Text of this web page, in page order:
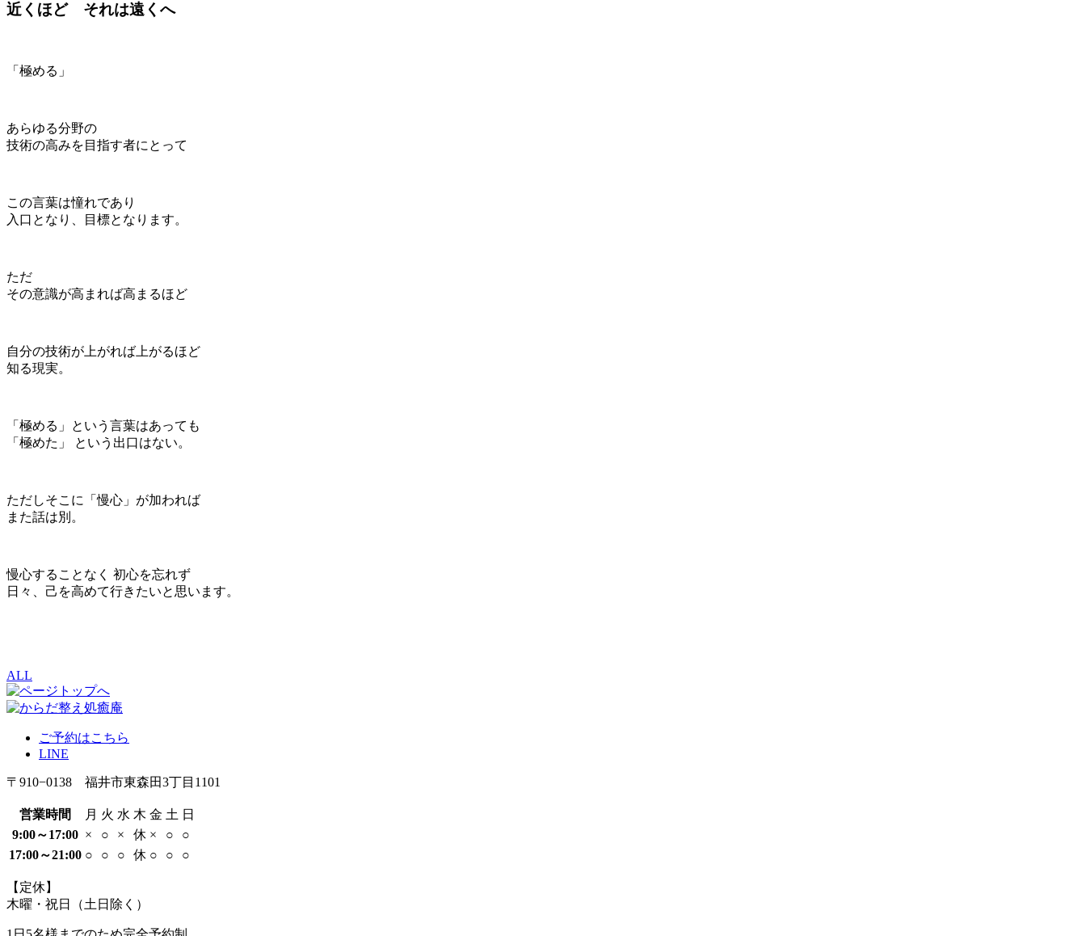
近くほど それは遠くへ
「極める」
あらゆる分野の
技術の高みを目指す者にとって
この言葉は憧れであり
入口となり、目標となります。
ただ
その意識が高まれば高まるほど
自分の技術が上がれば上がるほど
知る現実。
「極める」という言葉はあっても
「極めた」 という出口はない。
ただしそこに「慢心」が加われば
また話は別。
慢心することなく 初心を忘れず
日々、己を高めて行きたいと思います。
ALL
ご予約はこちら
LINE
〒910−0138 福井市東森田3丁目1101
営業時間 月 火 水 木 金 土 日
9:00～17:00 × ○ × 休 × ○
○
17:00～21:00 ○ ○ ○ 休 ○ ○ ○
【定休】
木曜・祝日（土日除く）